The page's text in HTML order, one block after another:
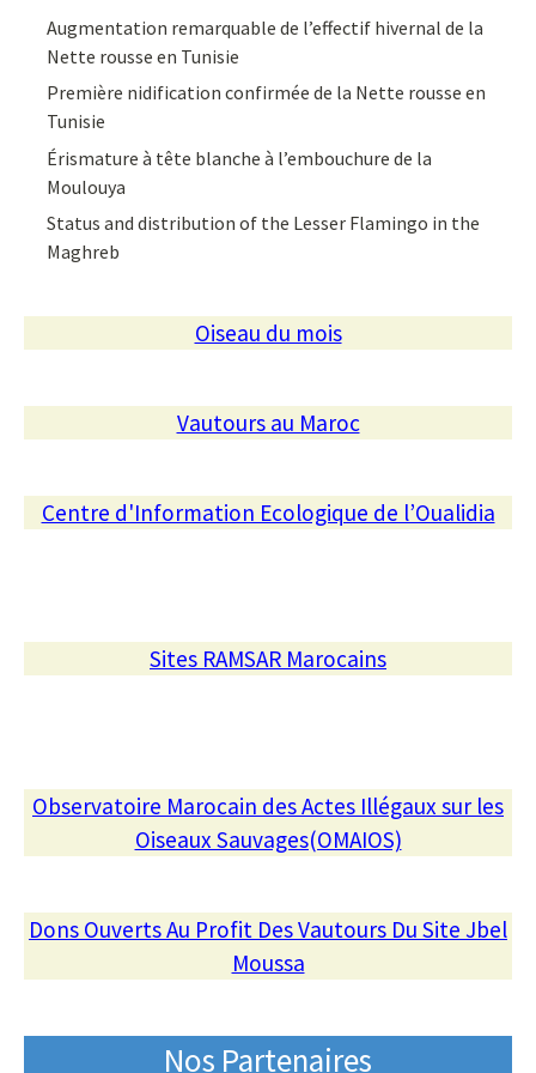
Augmentation remarquable de l’effectif hivernal de la
Nette rousse en Tunisie
Première nidification confirmée de la Nette rousse en
Tunisie
Érismature à tête blanche à l’embouchure de la
Moulouya
Status and distribution of the Lesser Flamingo in the
Maghreb
Oiseau du mois
Vautours au Maroc
Centre d'Information Ecologique de l’Oualidia
Sites RAMSAR Marocains
Observatoire Marocain des Actes Illégaux sur les
Oiseaux Sauvages(OMAIOS)
Dons Ouverts Au Profit Des Vautours Du Site Jbel
Moussa
Nos Partenaires